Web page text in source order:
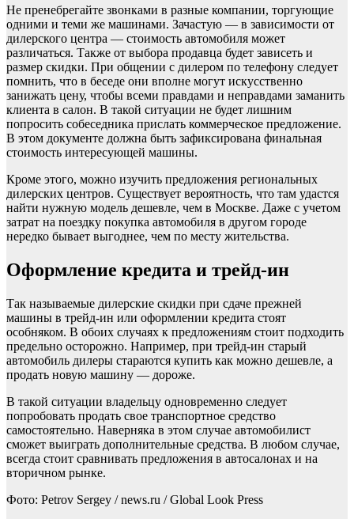
Не пренебрегайте звонками в разные компании, торгующие
одними и теми же машинами. Зачастую — в зависимости от
дилерского центра — стоимость автомобиля может
различаться. Также от выбора продавца будет зависеть и
размер скидки. При общении с дилером по телефону следует
помнить, что в беседе они вполне могут искусственно
занижать цену, чтобы всеми правдами и неправдами заманить
клиента в салон. В такой ситуации не будет лишним
попросить собеседника прислать коммерческое предложение.
В этом документе должна быть зафиксирована финальная
стоимость интересующей машины.
Кроме этого, можно изучить предложения региональных
дилерских центров. Существует вероятность, что там удастся
найти нужную модель дешевле, чем в Москве. Даже с учетом
затрат на поездку покупка автомобиля в другом городе
нередко бывает выгоднее, чем по месту жительства.
Оформление кредита и трейд-ин
Так называемые дилерские скидки при сдаче прежней
машины в трейд-ин или оформлении кредита стоят
особняком. В обоих случаях к предложениям стоит подходить
предельно осторожно. Например, при трейд-ин старый
автомобиль дилеры стараются купить как можно дешевле, а
продать новую машину — дороже.
В такой ситуации владельцу одновременно следует
попробовать продать свое транспортное средство
самостоятельно. Наверняка в этом случае автомобилист
сможет выиграть дополнительные средства. В любом случае,
всегда стоит сравнивать предложения в автосалонах и на
вторичном рынке.
Фото: Petrov Sergey / news.ru / Global Look Press